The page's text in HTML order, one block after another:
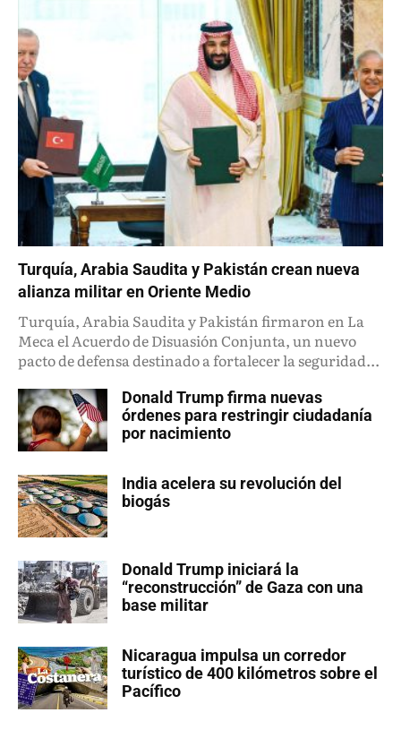
Turquía, Arabia Saudita y Pakistán crean nueva
alianza militar en Oriente Medio
Turquía, Arabia Saudita y Pakistán firmaron en La
Meca el Acuerdo de Disuasión Conjunta, un nuevo
pacto de defensa destinado a fortalecer la seguridad...
Donald Trump firma nuevas
órdenes para restringir ciudadanía
por nacimiento
India acelera su revolución del
biogás
Donald Trump iniciará la
“reconstrucción” de Gaza con una
base militar
Nicaragua impulsa un corredor
turístico de 400 kilómetros sobre el
Pacífico